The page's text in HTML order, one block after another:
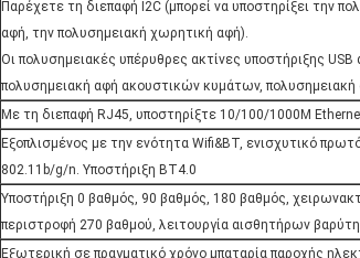
Παρέχετε τη διεπαφή I2C (μπορεί να υποστηρίξει την
αφή, την πολυσημειακή χωρητική αφή).
Οι πολυσημειακές υπέρυθρες ακτίνες υποστήριξης USB
πολυσημειακή αφή ακουστικών κυμάτων, πολυσημειακή
Με τη διεπαφή RJ45, υποστηρίξτε 10/100/1000M
Εξοπλισμένος με την ενότητα Wifi&BT, ενισχυτικό
802.11b/g/n. Υποστήριξη BT4.0
Υποστήριξη 0 βαθμός, 90 βαθμός, 180 βαθμός,
περιστροφή 270 βαθμού, λειτουργία αισθητήρων
Εξωτερική σε πραγματικό χρόνο μπαταρία παροχής